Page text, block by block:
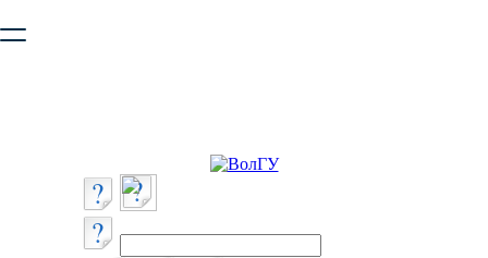
безопасную работу с сайтом. Пожалуйста